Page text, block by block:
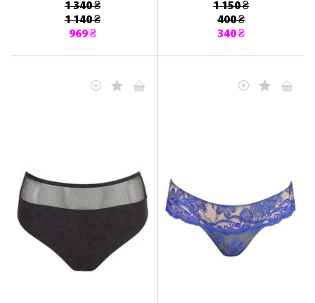
1 340 ₴
1 140 ₴
969 ₴
1 150 ₴
400 ₴
340 ₴